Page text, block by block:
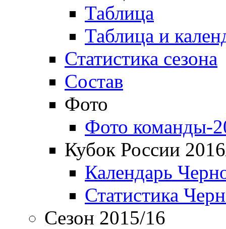
Таблица
Таблица и
Статистика сезона
Состав
Фото
Фото команды-
Кубок России
Календарь
Статистика
Сезон 2015/16